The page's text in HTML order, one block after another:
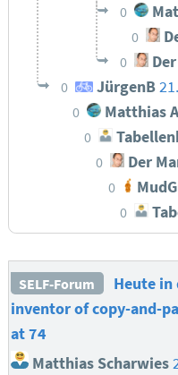
0
0
0
0 JürgenB
0 Matthias
0
0 Der
0
0
SELF-Forum
Heute in
inventor of copy-and-
at 74
Matthias Scharwies